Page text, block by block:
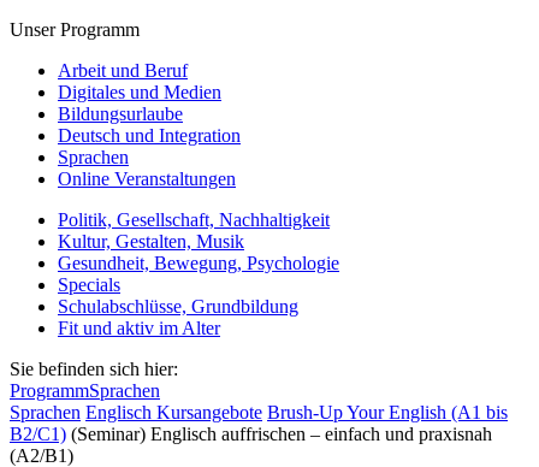
Unser Programm
Arbeit und Beruf
Digitales und Medien
Bildungsurlaube
Deutsch und Integration
Sprachen
Online Veranstaltungen
Politik, Gesellschaft, Nachhaltigkeit
Kultur, Gestalten, Musik
Gesundheit, Bewegung, Psychologie
Specials
Schulabschlüsse, Grundbildung
Fit und aktiv im Alter
Sie befinden sich hier:
ProgrammSprachen
Sprachen Englisch Kursangebote Brush-Up Your English (A1 bis
B2/C1) (Seminar) Englisch auffrischen – einfach und praxisnah
(A2/B1)